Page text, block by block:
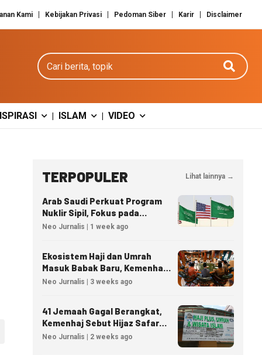
Kami Kebijakan Privasi Pedoman Siber Karir Disclaimer
Cari berita
| ISLAM | VIDEO
TERPOPULER Lihat lainnya →
Arab Saudi Perkuat Program
Nuklir Sipil, Fokus pada
Transfer Teknologi dan
Neo Jurnalis | 1 week ago
Ekosistem Haji dan Umrah
Masuk Babak Baru, Kemenhaj
Matangkan Regulasi Nasional
Neo Jurnalis | 3 weeks ago
41 Jemaah Gagal Berangkat,
Kemenhaj Sebut Hijaz Safar
Tidak Masuk Daftar Resmi
Neo Jurnalis | 2 weeks ago